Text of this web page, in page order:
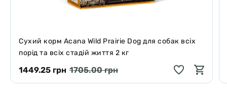
EM Kcal/Kg 3994 - Mj/Kg 16,71
Cухий корм Acana Wild Prairie Dog для собак всіх
порід та всіх стадій життя 2 кг
1449.25 грн 1705.00 грн